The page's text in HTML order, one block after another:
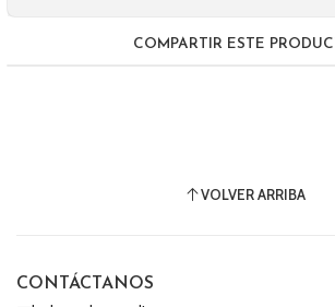
COMPARTIR ESTE
VOLVER ARRIBA
CONTÁCTANOS